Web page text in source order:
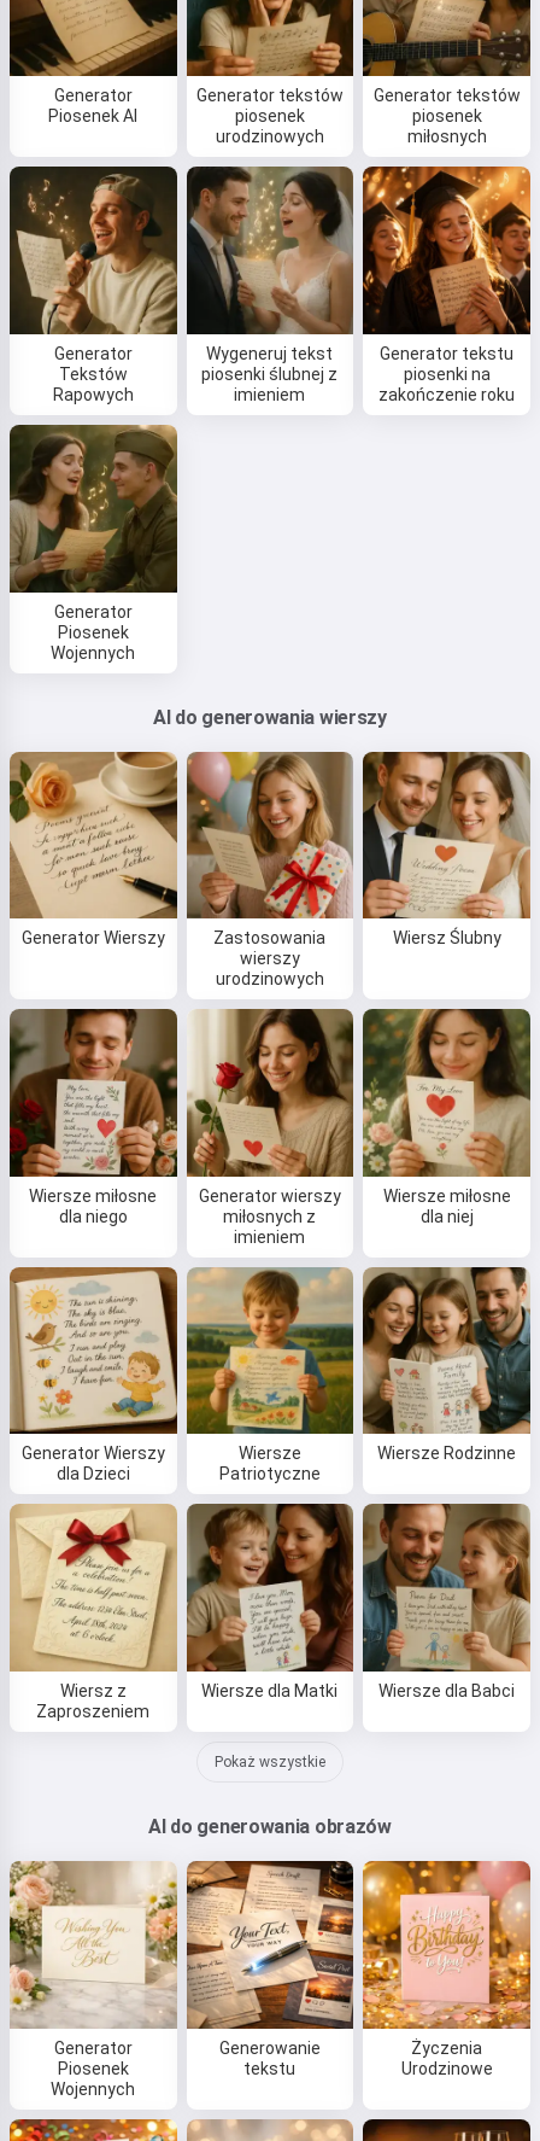
Generator
Piosenek AI
Generator tekstów
piosenek
urodzinowych
Generator tekstów
piosenek
miłosnych
Generator
Tekstów
Rapowych
Wygeneruj tekst
piosenki ślubnej z
imieniem
Generator tekstu
piosenki na
zakończenie roku
Generator
Piosenek
Wojennych
AI do generowania wierszy
Generator Wierszy
Zastosowania
wierszy
urodzinowych
Wiersz Ślubny
Wiersze miłosne
dla niego
Generator wierszy
miłosnych z
imieniem
Wiersze miłosne
dla niej
Generator Wierszy
dla Dzieci
Wiersze
Patriotyczne
Wiersze Rodzinne
Wiersz z
Zaproszeniem
Wiersze dla Matki Wiersze dla Babci
Pokaż wszystkie
AI do generowania obrazów
Generator
Piosenek
Wojennych
Generowanie
tekstu
Życzenia
Urodzinowe
Cześć 👋
Mogę tworzyć piosenki, pisać
wiersze i gratulacje 🥰
Wypróbuj
Akceptuję: Warunki korzystania z usługi,
Polityka prywatności,
Polityka zwrotów